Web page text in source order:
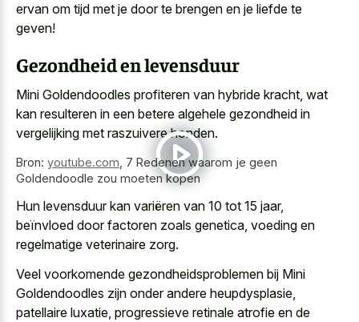
ervan om tijd met je door te brengen en je liefde te
geven!
Gezondheid en levensduur
Mini Goldendoodles profiteren van hybride kracht, wat
kan resulteren in een betere algehele gezondheid in
vergelijking met raszuivere honden.
Bron: youtube.com 7 Redenen waarom je geen
Goldendoodle zou moeten kopen
Hun levensduur kan variëren van 10 tot 15 jaar,
beïnvloed door factoren zoals genetica, voeding en
regelmatige veterinaire zorg.
Veel voorkomende gezondheidsproblemen bij Mini
Goldendoodles zijn onder andere heupdysplasie,
patellaire luxatie, progressieve retinale atrofie en de